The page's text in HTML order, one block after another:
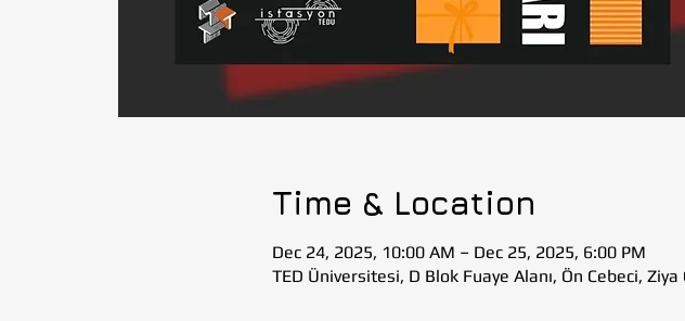
Time & Location
Dec 24, 2025, 10:00 AM – Dec 25, 2025, 6:00 PM
TED Üniversitesi, D Blok Fuaye Alanı, Ön Cebeci,